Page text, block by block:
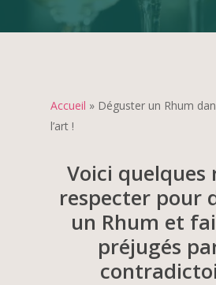
Accueil » Déguster un Rhum
l’art !
Voici quelques
respecter pour
un Rhum et
préjugés